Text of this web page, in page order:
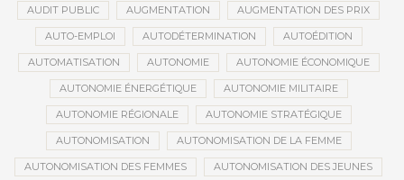
AUDIT PUBLIC AUGMENTATION AUGMENTATION DES PRIX
AUTO-EMPLOI AUTODÉTERMINATION AUTOÉDITION
AUTOMATISATION AUTONOMIE AUTONOMIE ÉCONOMIQUE
AUTONOMIE ÉNERGÉTIQUE AUTONOMIE MILITAIRE
AUTONOMIE RÉGIONALE AUTONOMIE STRATÉGIQUE
AUTONOMISATION AUTONOMISATION DE LA FEMME
AUTONOMISATION DES FEMMES AUTONOMISATION DES JEUNES